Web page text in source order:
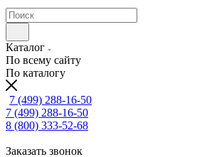
Каталог
По всему сайту
По каталогу
7 (499) 288-16-50
7 (499) 288-16-50
8 (800) 333-52-68
Заказать звонок